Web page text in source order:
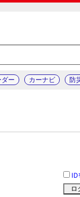
ー カーナビ 防
ID